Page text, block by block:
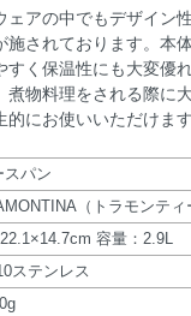
ェアの中でもデザイン
施されております。本
すく保温性にも大変優
煮物料理をされる際に
にお使いいただけます
スパン
（トラモンティ
容量：2.9L
ステンレス